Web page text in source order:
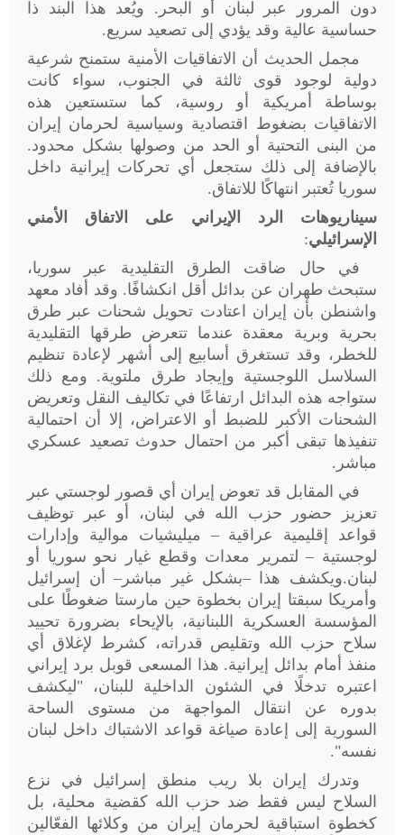
دون المرور عبر لبنان أو البحر. ويُعد هذا البند ذا
حساسية عالية وقد يؤدي إلى تصعيد سريع.
مجمل الحديث أن الاتفاقيات الأمنية ستمنح شرعية
دولية لوجود قوى ثالثة في الجنوب، سواء كانت
بوساطة أمريكية أو روسية، كما ستستعين هذه
الاتفاقيات بضغوط اقتصادية وسياسية لحرمان إيران
من البنى التحتية أو الحد من وصولها بشكل محدود.
بالإضافة إلى ذلك ستجعل أي تحركات إيرانية داخل
سوريا تُعتبر انتهاكًا للاتفاق.
سيناريوهات الرد الإيراني على الاتفاق الأمني
الإسرائيلي:
في حال ضاقت الطرق التقليدية عبر سوريا،
ستبحث طهران عن بدائل أقل انكشافًا. وقد أفاد معهد
واشنطن بأن إيران اعتادت تحويل شحنات عبر طرق
بحرية وبرية معقدة عندما تتعرض طرقها التقليدية
للخطر، وقد تستغرق أسابيع إلى أشهر لإعادة تنظيم
السلاسل اللوجستية وإيجاد طرق ملتوية. ومع ذلك
ستواجه هذه البدائل ارتفاعًا في تكاليف النقل وتعريض
الشحنات الأكبر للضبط أو الاعتراض، إلا أن احتمالية
تنفيذها تبقى أكبر من احتمال حدوث تصعيد عسكري
مباشر .
في المقابل قد تعوض إيران أي قصور لوجستي عبر
تعزيز حضور حزب الله في لبنان، أو عبر توظيف
قواعد إقليمية عراقية – ميليشيات موالية وإدارات
لوجستية – لتمرير معدات وقطع غيار نحو سوريا أو
لبنان.ويكشف هذا –بشكل غير مباشر– أن إسرائيل
وأمريكا سبقتا إيران بخطوة حين مارستا ضغوطًا على
المؤسسة العسكرية اللبنانية، بالإيحاء بضرورة تحييد
سلاح حزب الله وتقليص قدراته، كشرط لإغلاق أي
منفذ أمام بدائل إيرانية. هذا المسعى قوبل برد إيراني
اعتبره تدخلًا في الشئون الداخلية للبنان، "ليكشف
بدوره عن انتقال المواجهة من مستوى الساحة
السورية إلى إعادة صياغة قواعد الاشتباك داخل لبنان
نفسه."
وتدرك إيران بلا ريب منطق إسرائيل في نزع
السلاح ليس فقط ضد حزب الله كقضية محلية، بل
كخطوة استباقية لحرمان إيران من وكلائها الفعّالين